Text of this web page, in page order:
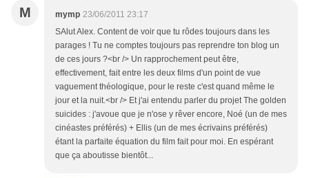
M mymp 23/06/2011 23:17
SAlut Alex. Content de voir que tu rôdes toujours dans les
parages ! Tu ne comptes toujours pas reprendre ton blog un
de ces jours ?<br /> Un rapprochement peut être,
effectivement, fait entre les deux films d'un point de vue
vaguement théologique, pour le reste c'est quand même le
jour et la nuit.<br /> Et j'ai entendu parler du projet The golden
suicides : j'avoue que je n'ose y rêver encore, Noé (un de mes
cinéastes préférés) + Ellis (un de mes écrivains préférés)
étant la parfaite équation du film fait pour moi. En espérant
que ça aboutisse bientôt...